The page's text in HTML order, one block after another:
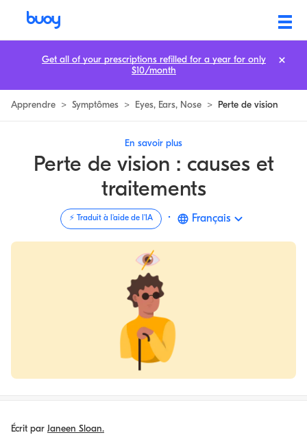
Apprendre > Symptômes > Eyes, Ears, Nose > Perte de vision
En savoir plus
Perte de vision : causes et
traitements
⚡️ Traduit à l'aide de l'IA · Français
Écrit par Janeen Sloan.
Get all of your prescriptions refilled for a year for only
$10/month